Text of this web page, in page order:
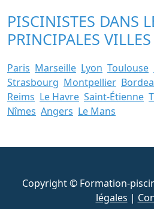
PISCINISTES DANS
PRINCIPALES
Paris Marseille Lyon Toulouse
Strasbourg Montpellier
Reims Le Havre Saint-Étienne
Nîmes Angers Le Mans
Copyright © Formation-
légales |